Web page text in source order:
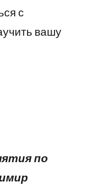
с
вашу
по